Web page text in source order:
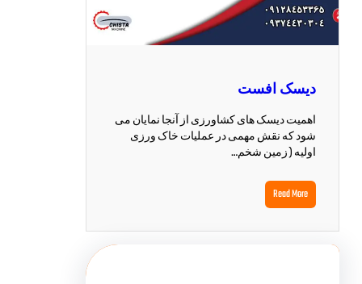
دیسک افست
اهمیت دیسک های کشاورزی از آنجا نمایان می
شود که نقش مهمی در عملیات خاک ورزی
اولیه ( زمین شخم…
Read More